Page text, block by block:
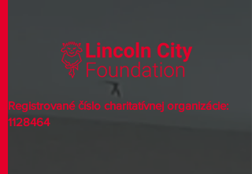
Registrované číslo charitatívnej organizácie:
1128464